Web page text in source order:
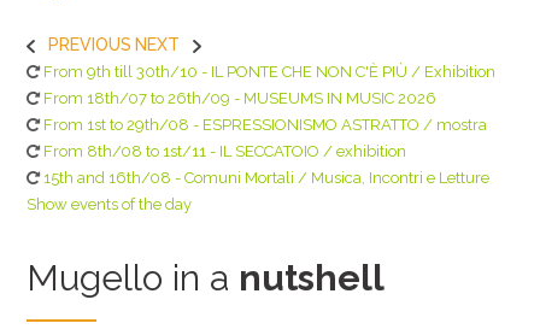
PREVIOUS NEXT
From 9th till 30th/10 - IL PONTE CHE NON C'È PIÙ / Exhibition
From 18th/07 to 26th/09 - MUSEUMS IN MUSIC 2026
From 1st to 29th/08 - ESPRESSIONISMO ASTRATTO / mostra
From 8th/08 to 1st/11 - IL SECCATOIO / exhibition
15th and 16th/08 - Comuni Mortali / Musica, Incontri e Letture
Show events of the day
Mugello in a nutshell